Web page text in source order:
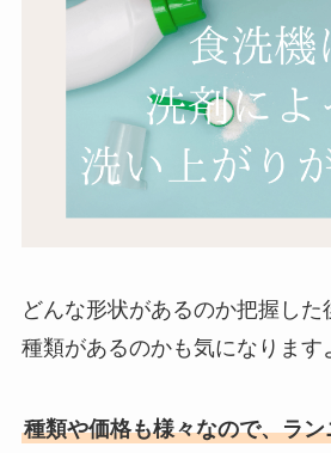
どんな形状があるのか把握し
種類があるのかも気になります
種類や価格も様々なので、ラ